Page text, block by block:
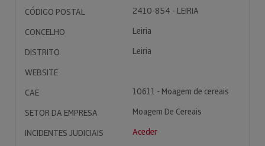
CÓDIGO POSTAL
2410-854 - LEIRIA
CONCELHO
Leiria
DISTRITO
Leiria
WEBSITE
CAE
10611 - Moagem de cereais
SETOR DA EMPRESA
Moagem De Cereais
INCIDENTES JUDICIAIS
Aceder